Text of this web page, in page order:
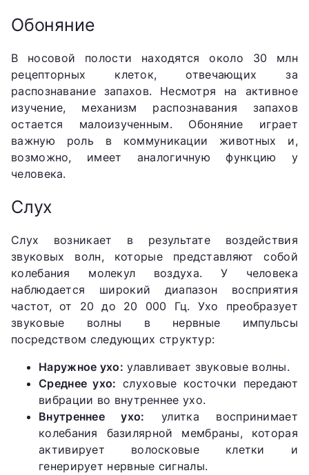
Обоняние
В носовой полости находятся около 30 млн
рецепторных клеток, отвечающих за
распознавание запахов. Несмотря на активное
изучение, механизм распознавания запахов
остается малоизученным. Обоняние играет
важную роль в коммуникации животных и,
возможно, имеет аналогичную функцию у
человека.
Слух
Слух возникает в результате воздействия
звуковых волн, которые представляют собой
колебания молекул воздуха. У человека
наблюдается широкий диапазон восприятия
частот, от 20 до 20 000 Гц. Ухо преобразует
звуковые волны в нервные импульсы
посредством следующих структур:
Наружное ухо: улавливает звуковые волны.
Среднее ухо: слуховые косточки передают
вибрации во внутреннее ухо.
Внутреннее ухо: улитка воспринимает
колебания базилярной мембраны, которая
активирует волосковые клетки и
генерирует нервные сигналы.